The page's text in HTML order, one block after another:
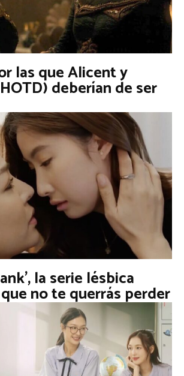
las que Alicent y
deberían de ser
la serie lésbica
no te querrás perder